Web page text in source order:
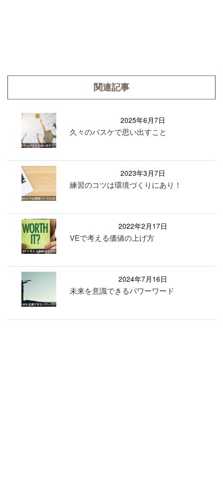
関連記事
2025年6月7日
久々のバスケで思い出すこと
2023年3月7日
練習のコツは環境づくりにあり！
2022年2月17日
VEで考える価値の上げ方
2024年7月16日
未来を意識できるパワーワード